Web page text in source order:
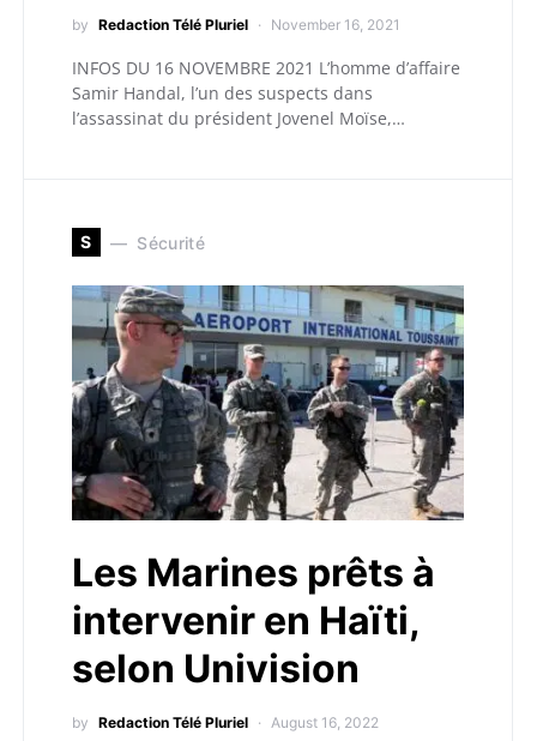
by Redaction Télé Pluriel November 16, 2021
INFOS DU 16 NOVEMBRE 2021 L’homme d’affaire
Samir Handal, l’un des suspects dans
l’assassinat du président Jovenel Moïse,…
S Sécurité
Les Marines prêts à
intervenir en Haïti,
selon Univision
by Redaction Télé Pluriel August 16, 2022